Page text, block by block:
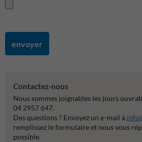
envoyer
Contactez-nous
Nous sommes joignables les jours
04 2957 647.
Des questions ? Envoyez un e-mail à
remplissez le formulaire et nous vous
possible.